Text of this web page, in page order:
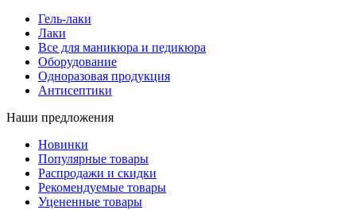
Гель-лаки
Лаки
Все для маникюра и педикюра
Оборудование
Одноразовая продукция
Антисептики
Наши предложения
Новинки
Популярные товары
Распродажи и скидки
Рекомендуемые товары
Уцененные товары